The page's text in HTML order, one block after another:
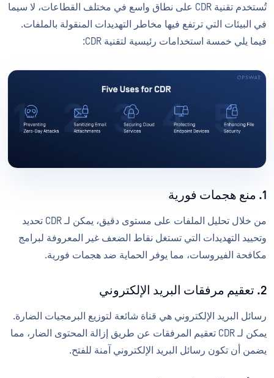
تُستخدم تقنية CDR على نطاق واسع في مختلف القطاعات، لا سيما
في البيئات التي ترتفع فيها مخاطر التهديدات المنقولة بالملفات.
فيما يلي خمسة استخدامات رئيسية لتقنية CDR:
1. منع هجمات فورية
من خلال تحليل الملفات على مستوى دقيق، يمكن لـ CDR تحديد
وتحييد التهديدات التي تستغل نقاط الضعف غير المعروفة لبرامج
مكافحة الفيروسات، مما يوفر الحماية ضد هجمات فورية.
2. تعقيم مرفقات البريد الإلكتروني
رسائل البريد الإلكتروني هي قناة شائعة لتوزيع البرمجيات الضارة.
يمكن لـ CDR تعقيم المرفقات عن طريق إزالة المحتوى الضار، مما
يضمن أن تكون رسائل البريد الإلكتروني آمنة للفتح.